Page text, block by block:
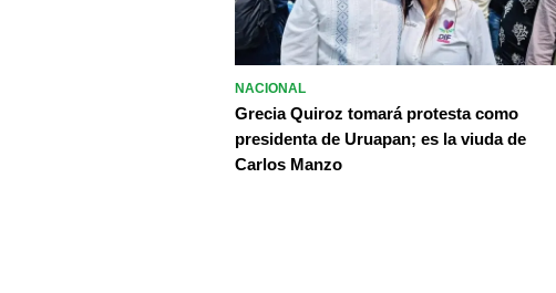
NACIONAL
Grecia Quiroz tomará protesta como
presidenta de Uruapan; es la viuda de
Carlos Manzo